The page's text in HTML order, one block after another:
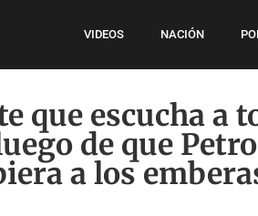
VIDEOS NACIÓN
que escucha a
de que
a los